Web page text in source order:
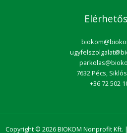
7632 Pécs,
+36 72 502
Copyright © 2026 BIOKOM Nonprofit Kft. |